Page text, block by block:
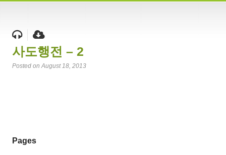
사도행전 – 2
Posted on August 18, 2013
Pages